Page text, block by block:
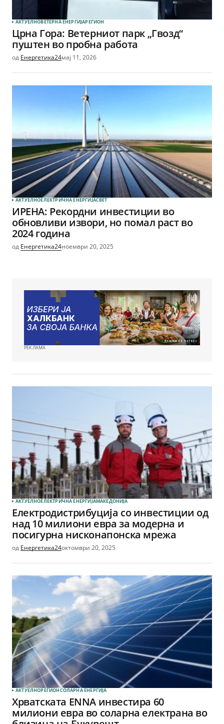
АКТУЕЛНОВЕТЕРНА EНЕРГИЈАРЕГИОН
Црна Гора: Ветерниот парк „Гвозд“
пуштен во пробна работа
од Енергетика24мај 11, 2026
АКТУЕЛНОЕЛЕКТРИЧНА ЕНЕРГИЈАСВЕТ
ИРЕНА: Рекордни инвестиции во
обновливи извори, но помал раст во
2024 година
од Енергетика24ноември 20, 2025
РЕКЛАМА
АКТУЕЛНОЕЛЕКТРИЧНА ЕНЕРГИЈАМАКЕДОНИЈА
Електродистрибуција со инвестиции од
над 10 милиони евра за модерна и
посигурна нисконапонска мрежа
од Енергетика24октомври 20, 2025
АКТУЕЛНОРЕГИОНСОЛАРНА EНЕРГИЈА
Хрватската ENNA инвестира 60
милиони евра во соларна електрана во